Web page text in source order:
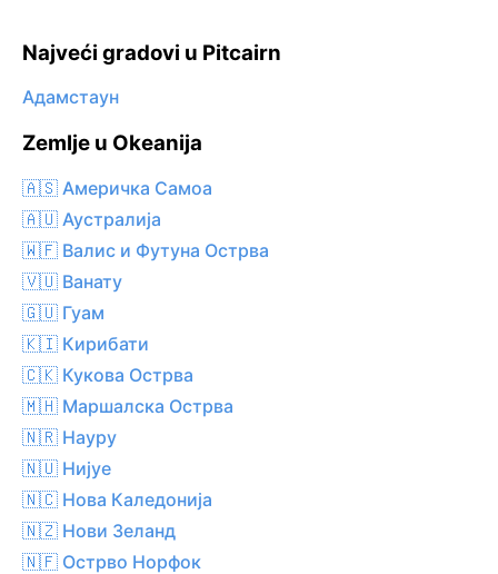
Najveći gradovi u Pitcairn
Адамстаун
Zemlje u Okeanija
🇦🇸 Америчка Самоа
🇦🇺 Аустралија
🇼🇫 Валис и Футуна Острва
🇻🇺 Ванату
🇬🇺 Гуам
🇰🇮 Кирибати
🇨🇰 Кукова Острва
🇲🇭 Маршалска Острва
🇳🇷 Науру
🇳🇺 Нијуе
🇳🇨 Нова Каледонија
🇳🇿 Нови Зеланд
🇳🇫 Острво Норфок